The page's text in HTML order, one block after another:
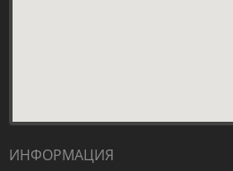
ИНФОРМАЦИЯ